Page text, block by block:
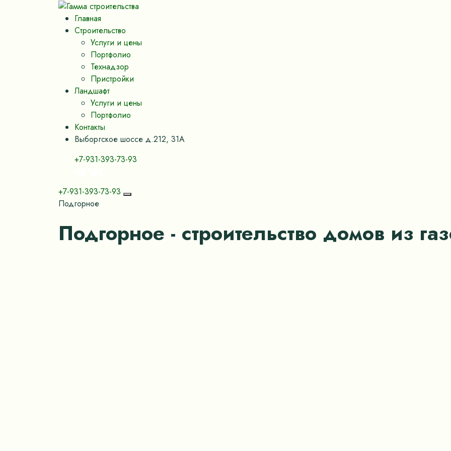
Главная
Строительство
Услуги и цены
Портфолио
Технадзор
Пристройки
Ландшафт
Услуги и цены
Портфолио
Контакты
Выборгское шоссе д.212, 31А
+7-931-393-73-93
+7-931-393-73-93
Подгорное
Подгорное - строительство домов из